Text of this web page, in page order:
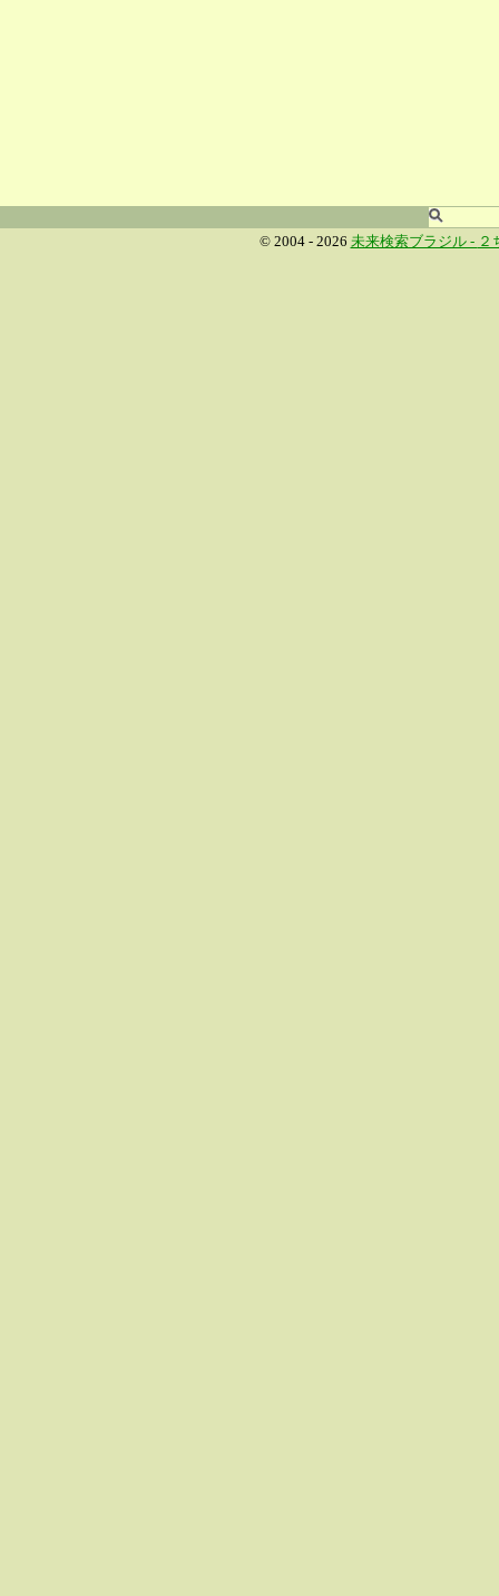
© 2004 - 2026 未来検索ブラジル - ２